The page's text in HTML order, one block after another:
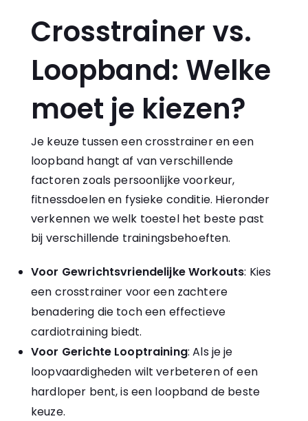
Crosstrainer vs.
Loopband: Welke
moet je kiezen?
Je keuze tussen een crosstrainer en een
loopband hangt af van verschillende
factoren zoals persoonlijke voorkeur,
fitnessdoelen en fysieke conditie. Hieronder
verkennen we welk toestel het beste past
bij verschillende trainingsbehoeften.
Voor Gewrichtsvriendelijke Workouts: Kies
een crosstrainer voor een zachtere
benadering die toch een effectieve
cardiotraining biedt.
Voor Gerichte Looptraining: Als je je
loopvaardigheden wilt verbeteren of een
hardloper bent, is een loopband de beste
keuze.